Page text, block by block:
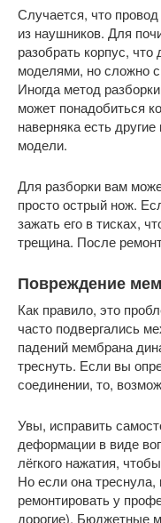
Случается, что
из наушников. Для
разобрать корпус,
моделями, но сложно
Иногда метод
может понадобиться
наверняка есть
модели.
Для разборки вам
просто острый нож.
зажать его в тисках,
трещина. После
Повреждение
Как правило, это
часто подвергались
падений мембрана
треснуть. Если вы
соединении, то,
Увы, исправить
деформации в виде
лёгкого нажатия,
Но если она
ремонтировать у
дорогие). Бюджетные